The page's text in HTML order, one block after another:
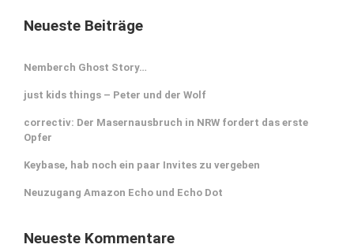
Neueste Beiträge
Nemberch Ghost Story…
just kids things – Peter und der Wolf
correctiv: Der Masernausbruch in NRW fordert das erste
Opfer
Keybase, hab noch ein paar Invites zu vergeben
Neuzugang Amazon Echo und Echo Dot
Neueste Kommentare